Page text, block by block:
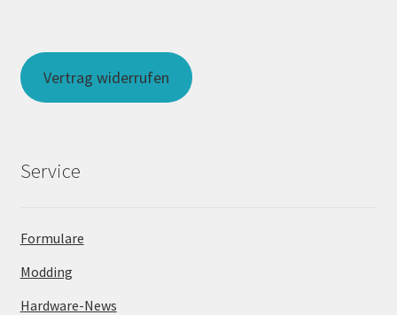
Vertrag widerrufen
Service
Formulare
Modding
Hardware-News